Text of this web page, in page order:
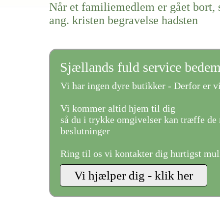
Når et familiemedlem er gået bort,
ang. kristen begravelse hadsten
Sjællands fuld service
Vi har ingen dyre butikker - Derfor er
Vi kommer altid hjem til dig
så du i trykke omgivelser kan træffe de
beslutninger
Ring til os vi kontakter dig hurtigst